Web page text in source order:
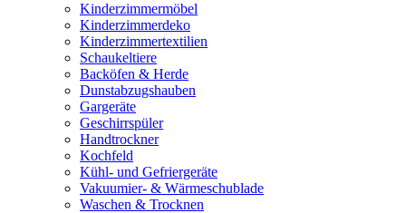
Kinderzimmermöbel
Kinderzimmerdeko
Kinderzimmertextilien
Schaukeltiere
Backöfen & Herde
Dunstabzugshauben
Gargeräte
Geschirrspüler
Handtrockner
Kochfeld
Kühl- und Gefriergeräte
Vakuumier- & Wärmeschublade
Waschen & Trocknen